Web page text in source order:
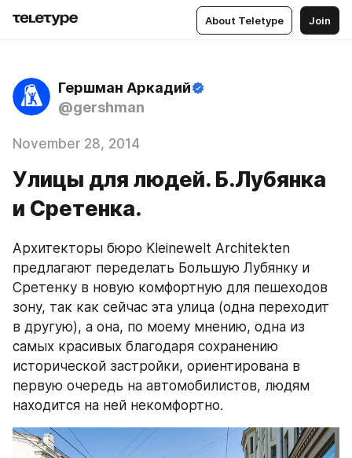
About Teletype Join
Гершман Аркадий
@gershman
November 28, 2014
Улицы для людей. Б.Лубянка
и Сретенка.
Архитекторы бюро Kleinewelt Architekten
предлагают переделать Большую Лубянку и
Сретенку в новую комфортную для пешеходов
зону, так как сейчас эта улица (одна переходит
в другую), а она, по моему мнению, одна из
самых красивых благодаря сохранению
исторической застройки, ориентирована в
первую очередь на автомобилистов, людям
находится на ней некомфортно.